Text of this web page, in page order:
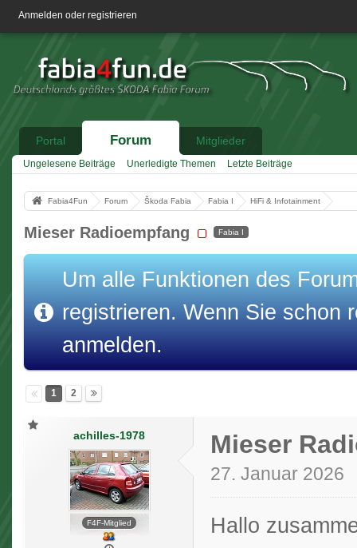
Anmelden oder registrieren
Portal Forum Mitglieder
Ungelesene Beiträge Unerledigte Themen Letzte Beiträge
Fabia4Fun Forum Škoda Fabia Fabia I HiFi & Infotainment
Mieser Radioempfang Fabia I
Um alle Funktionen des
registrieren. Wenn Sie schon
anmelden.
1 2
achilles-1978
F4F-Mitglied
Mieser
27. Januar 2026
Hallo